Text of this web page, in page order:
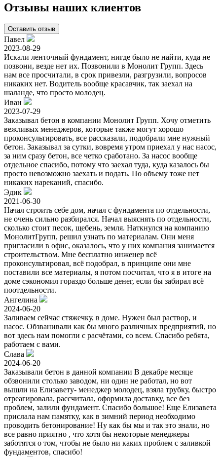
Отзывы наших клиентов
Оставить отзыв
Павел
2023-08-29
Искали ленточный фундамент, нигде было не найти, куда не
позвони, везде нет их. Позвонили в Монолит Групп. Здесь
нам все просчитали, в срок привезли, разгрузили, вопросов
никаких нет. Водитель вообще красавчик, так заехал на
шаланде, что просто молодец.
Иван
2023-07-29
Заказывал бетон в компании Монолит Групп. Хочу отметить
вежливых менеджеров, которые также могут хорошо
проконсультировать, все рассказали, подобрали мне нужный
бетон. Заказывал за сутки, вовремя утром приехал у нас насос,
за ним сразу бетон, все четко сработано. За насос вообще
отдельное спасибо, потому что заехал туда, куда казалось бы
просто невозможно заехать и подать. По объему тоже нет
никаких нареканий, спасибо.
Эдик
2021-06-30
Начал строить себе дом, начал с фундамента по отдельности,
не очень сильно разбирался. Начал выяснять по отдельности,
сколько стоит песок, щебень, земля. Наткнулся на компанию
МонолитГрупп, решил узнать по материалам. Они меня
пригласили в офис, оказалось, что у них компания занимается
строительством. Мне бесплатно инженер всё
проконсультировал, всё подобрал, в принципе они мне
поставили все материалы, я потом посчитал, что я в итоге на
доме сэкономил гораздо больше денег, если бы забирал всё
поотдельности.
Ангелина
2024-06-20
Заливаем сейчас стяжечку, в доме. Нужен был раствор, и
насос. Обзванивали как бы много различных предприятий, но
вот здесь нам помогли с расчётами, со всем. Спасибо ребята,
работаем с вами.
Слава
2024-06-20
Заказывали бетон в данной компании В декабре месяце
обзвонили столько заводом, ни один не работал, но вот
вышли на Елизавету- менеджер молодец, взяла трубку, быстро
отреагировала, рассчитала, оформила доставку, все без
проблем, залили фундамент. Спасибо большое! Еще Елизавета
прислала нам памятку, как в зимний период необходимо
проводить бетонирование! Ну как бы мы и так это знали, но
все равно приятно , что хотя бы некоторые менеджеры
заботятся о том, чтобы не было ни каких проблем с заливкой
фундаментов, спасибо!